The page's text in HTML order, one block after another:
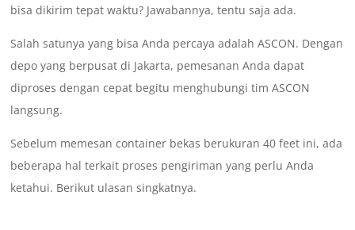
bisa dikirim tepat waktu? Jawabannya, tentu saja ada.
Salah satunya yang bisa Anda percaya adalah ASCON. Dengan
depo yang berpusat di Jakarta, pemesanan Anda dapat
diproses dengan cepat begitu menghubungi tim ASCON
langsung.
Sebelum memesan container bekas berukuran 40 feet ini, ada
beberapa hal terkait proses pengiriman yang perlu Anda
ketahui. Berikut ulasan singkatnya.